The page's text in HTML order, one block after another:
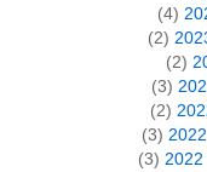
(4)
(2)
(2)
(3)
(2)
(3)
(3)